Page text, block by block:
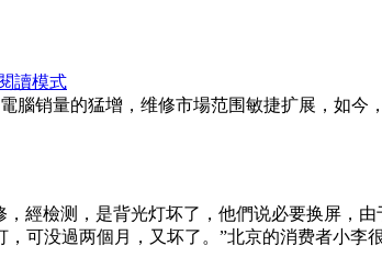
讀模式
腦销量的猛增，维修市場范围敏捷扩展，如
經檢测，是背光灯坏了，他們说必要换屏，
可没過两個月，又坏了。”北京的消费者小李